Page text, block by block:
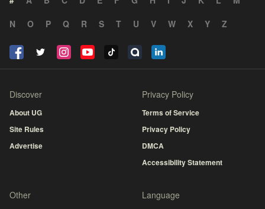
N
O P Q R S T U V W X Y Z
Discover
About UG
Site Rules
Advertise
Privacy Policy
Terms of Service
Privacy Policy
DMCA
Accessibility Statement
Other Language